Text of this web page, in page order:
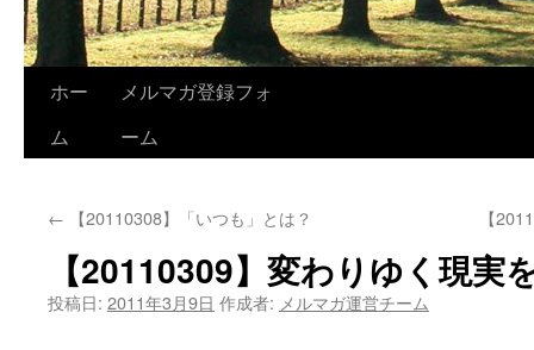
ホー
ム
メルマガ登録フォ
ーム
← 【20110308】「いつも」とは？ 【
【20110309】変わりゆく現実
投稿日: 2011年3月9日 作成者: メルマガ運営チーム